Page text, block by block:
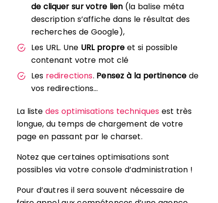
de cliquer sur votre lien (la balise méta
description s’affiche dans le résultat des
recherches de Google),
Les URL. Une URL propre et si possible
contenant votre mot clé
Les redirections. Pensez à la pertinence de
vos redirections…
La liste des optimisations techniques est très
longue, du temps de chargement de votre
page en passant par le charset.
Notez que certaines optimisations sont
possibles via votre console d’administration !
Pour d’autres il sera souvent nécessaire de